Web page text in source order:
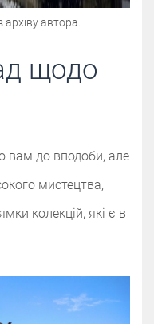
автора.
щодо
вам до вподоби, але
мистецтва,
колекцій, які є в